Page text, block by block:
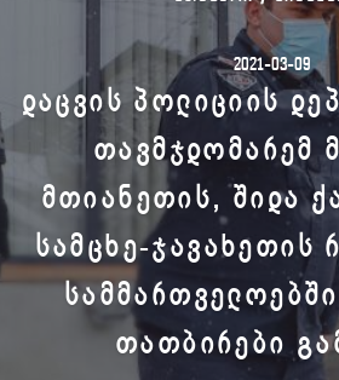
2021-03-09
ᲓᲐᲪᲕᲘᲡ ᲞᲝᲚᲘᲪᲘᲘᲡ
ᲗᲐᲕᲛᲯᲓᲝᲛᲐᲠᲔᲛ
ᲛᲗᲘᲐᲜᲔᲗᲘᲡ, ᲨᲘᲓᲐ
ᲡᲐᲛᲪᲮᲔ-ᲯᲐᲕᲐᲮᲔᲗᲘᲡ
ᲗᲐᲗᲑᲘᲠᲔᲑᲘ